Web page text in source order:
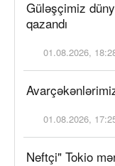
Güləşçimiz
qazandı
01.08.2026,
01.08.2026,
Neftçi" Tokio